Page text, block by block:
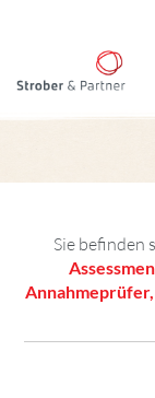
Sie befinden